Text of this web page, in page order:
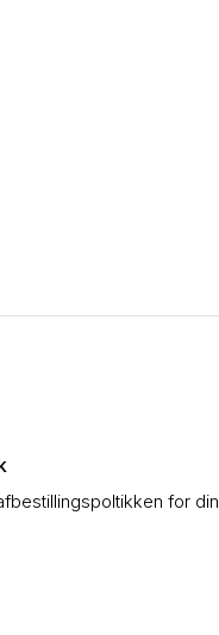
for din